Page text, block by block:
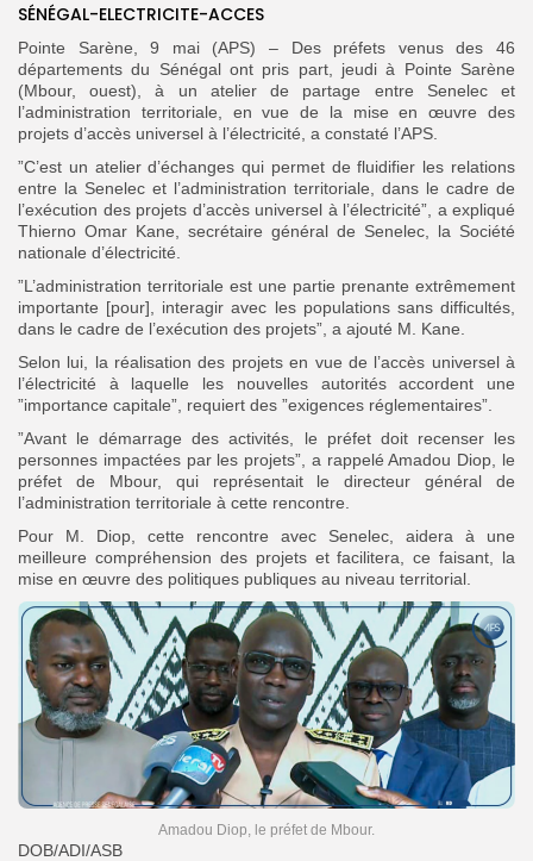
Search
for: Button
FR
SÉNÉGAL-ELECTRICITE-ACCES
Pointe Sarène, 9 mai (APS) – Des préfets venus des 46
départements du Sénégal ont pris part, jeudi à Pointe Sarène
(Mbour, ouest), à un atelier de partage entre Senelec et
l’administration territoriale, en vue de la mise en œuvre des
projets d’accès universel à l’électricité, a constaté l’APS.
”C’est un atelier d’échanges qui permet de fluidifier les relations
entre la Senelec et l’administration territoriale, dans le cadre de
l’exécution des projets d’accès universel à l’électricité”, a expliqué
Thierno Omar Kane, secrétaire général de Senelec, la Société
nationale d’électricité.
”L’administration territoriale est une partie prenante extrêmement
importante [pour], interagir avec les populations sans difficultés,
dans le cadre de l’exécution des projets”, a ajouté M. Kane.
Selon lui, la réalisation des projets en vue de l’accès universel à
l’électricité à laquelle les nouvelles autorités accordent une
”importance capitale”, requiert des ”exigences réglementaires”.
”Avant le démarrage des activités, le préfet doit recenser les
personnes impactées par les projets”, a rappelé Amadou Diop, le
préfet de Mbour, qui représentait le directeur général de
l’administration territoriale à cette rencontre.
Pour M. Diop, cette rencontre avec Senelec, aidera à une
meilleure compréhension des projets et facilitera, ce faisant, la
mise en œuvre des politiques publiques au niveau territorial.
Amadou Diop, le préfet de Mbour.
DOB/ADI/ASB